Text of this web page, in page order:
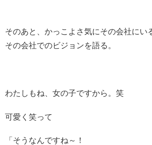
そのあと、かっこよさ気にその会社にい
その会社でのビジョンを語る。
わたしもね、女の子ですから。笑
可愛く笑って
「そうなんですね～！